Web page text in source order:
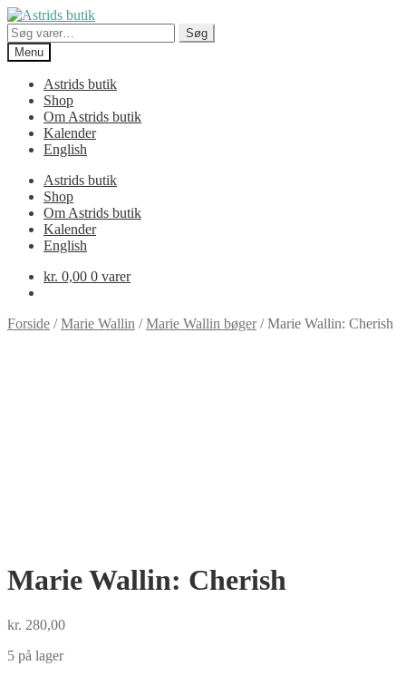
Spring
til
navigation
Spring
til
indhold
Søg
efter:
Søg
Menu
Astrids butik
Shop
Om Astrids butik
Kalender
English
Astrids butik
Shop
Om Astrids butik
Kalender
English
kr. 0,00 0 varer
Forside /Marie Wallin /Marie Wallin bøger/Marie Wallin: Cherish
Marie Wallin: Cherish
kr. 280,00
5 på lager